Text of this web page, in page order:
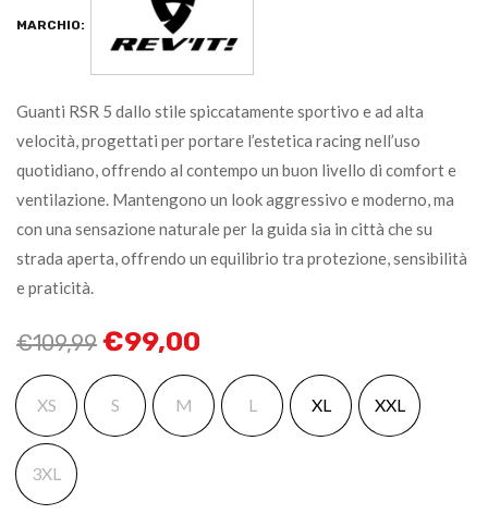
MARCHIO:
Guanti RSR 5 dallo stile spiccatamente sportivo e ad alta
velocità, progettati per portare l’estetica racing nell’uso
quotidiano, offrendo al contempo un buon livello di comfort e
ventilazione. Mantengono un look aggressivo e moderno, ma
con una sensazione naturale per la guida sia in città che su
strada aperta, offrendo un equilibrio tra protezione, sensibilità
e praticità.
€109,99 €99,00
XS S M L XL XXL
3XL